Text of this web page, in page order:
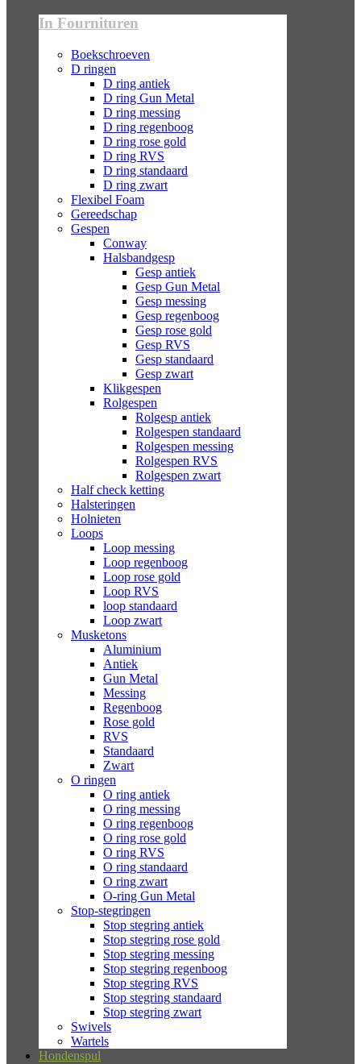
In Fournituren
Boekschroeven
D ringen
D ring antiek
D ring Gun Metal
D ring messing
D ring regenboog
D ring rose gold
D ring RVS
D ring standaard
D ring zwart
Flexibel Foam
Gereedschap
Gespen
Conway
Halsbandgesp
Gesp antiek
Gesp Gun Metal
Gesp messing
Gesp regenboog
Gesp rose gold
Gesp RVS
Gesp standaard
Gesp zwart
Klikgespen
Rolgespen
Rolgesp antiek
Rolgespen standaard
Rolgespen messing
Rolgespen RVS
Rolgespen zwart
Half check ketting
Halsteringen
Holnieten
Loops
Loop messing
Loop regenboog
Loop rose gold
Loop RVS
loop standaard
Loop zwart
Musketons
Aluminium
Antiek
Gun Metal
Messing
Regenboog
Rose gold
RVS
Standaard
Zwart
O ringen
O ring antiek
O ring messing
O ring regenboog
O ring rose gold
O ring RVS
O ring standaard
O ring zwart
O-ring Gun Metal
Stop-stegringen
Stop stegring antiek
Stop stegring rose gold
Stop stegring messing
Stop stegring regenboog
Stop stegring RVS
Stop stegring standaard
Stop stegring zwart
Swivels
Wartels
Hondenspul